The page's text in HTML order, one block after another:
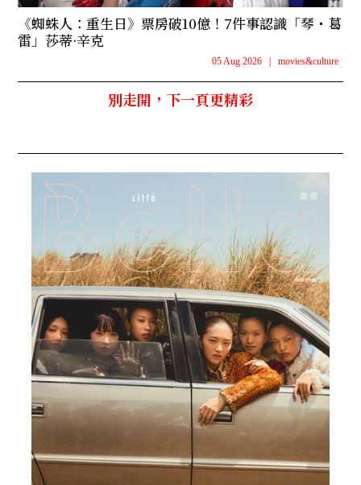
《蜘蛛人：重生日》票房破10億！7件事認識「琴・葛
雷」莎蒂·辛克
05 Aug 2026 | movies&culture
別走開，下一頁更精彩